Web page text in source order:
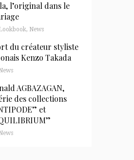
l’original dans le
, News
du créateur styliste
Kenzo Takada
AGBAZAGAN,
des collections
et